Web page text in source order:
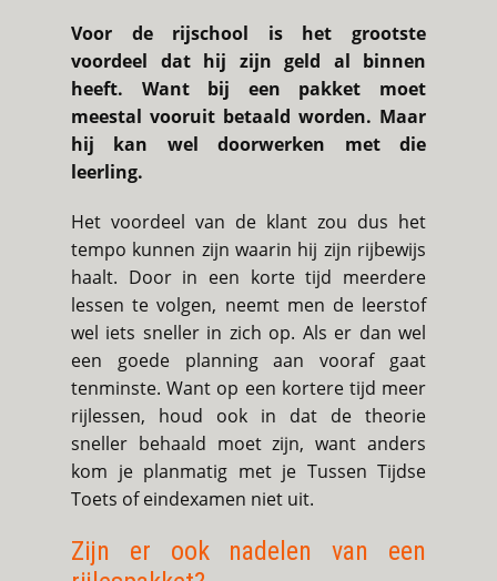
Voor de rijschool is het grootste
voordeel dat hij zijn geld al binnen
heeft. Want bij een pakket moet
meestal vooruit betaald worden. Maar
hij kan wel doorwerken met die
leerling.
Het voordeel van de klant zou dus het
tempo kunnen zijn waarin hij zijn rijbewijs
haalt. Door in een korte tijd meerdere
lessen te volgen, neemt men de leerstof
wel iets sneller in zich op. Als er dan wel
een goede planning aan vooraf gaat
tenminste. Want op een kortere tijd meer
rijlessen, houd ook in dat de theorie
sneller behaald moet zijn, want anders
kom je planmatig met je Tussen Tijdse
Toets of eindexamen niet uit.
Zijn er ook nadelen van een